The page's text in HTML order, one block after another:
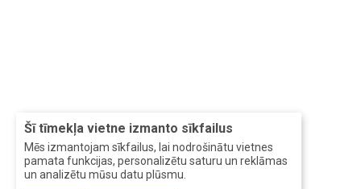
Šī tīmekļa vietne izmanto sīkfailus
Mēs izmantojam sīkfailus, lai nodrošinātu vietnes
pamata funkcijas, personalizētu saturu un reklāmas
un analizētu mūsu datu plūsmu.